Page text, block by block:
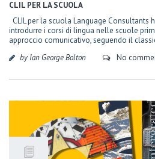
CLIL PER LA SCUOLA
CLIL per la scuola Language
introdurre i corsi di lingua nelle scuole
approccio comunicativo, seguendo il
by Ian George Bolton
No